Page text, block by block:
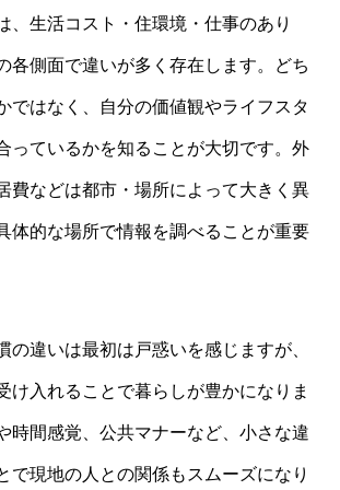
、生活コスト・住環境・仕事のあり
各側面で違いが多く存在します。どち
ではなく、自分の価値観やライフスタ
っているかを知ることが大切です。外
費などは都市・場所によって大きく異
体的な場所で情報を調べることが重要
の違いは最初は戸惑いを感じますが、
け入れることで暮らしが豊かになりま
時間感覚、公共マナーなど、小さな違
で現地の人との関係もスムーズになり